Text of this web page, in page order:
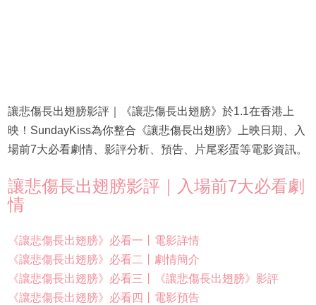
讓悲傷長出翅膀影評｜《讓悲傷長出翅膀》於1.1在香港上
映！SundayKiss為你整合《讓悲傷長出翅膀》上映日期、入
場前7大必看劇情、影評分析、預告、片尾彩蛋等電影資訊。
讓悲傷長出翅膀影評｜入場前7大必看劇
情
《讓悲傷長出翅膀》必看一丨電影詳情
《讓悲傷長出翅膀》必看二丨劇情簡介
《讓悲傷長出翅膀》必看三丨《讓悲傷長出翅膀》影評
《讓悲傷長出翅膀》必看四丨電影預告